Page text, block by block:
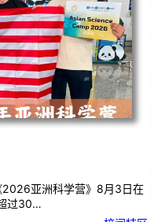
2026亚洲科学营》8月3日在
过30…